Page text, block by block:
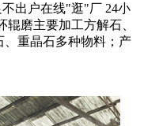
出户在线"逛"厂 24小
磨主要加工方解石、
重晶石多种物料；产